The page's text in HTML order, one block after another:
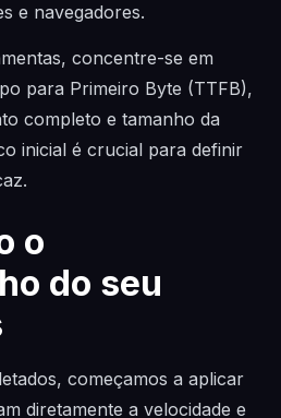
e navegadores.
concentre-se em
para Primeiro Byte (TTFB),
completo e tamanho da
inicial é crucial para definir
o
do seu
começamos a aplicar
diretamente a velocidade e